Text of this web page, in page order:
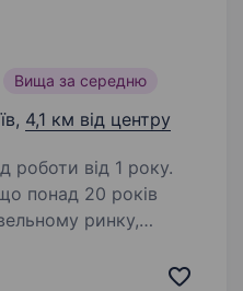
Вища за середню
4,1 км від центру
роботи від 1 року.
ринку,
Наші